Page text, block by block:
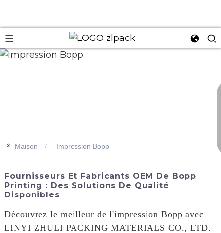
>> Maison Impression Bopp
Fournisseurs Et Fabricants OEM De Bopp
Printing : Des Solutions De Qualité
Disponibles
Découvrez le meilleur de l'impression Bopp avec
LINYI ZHULI PACKING MATERIALS CO., LTD.